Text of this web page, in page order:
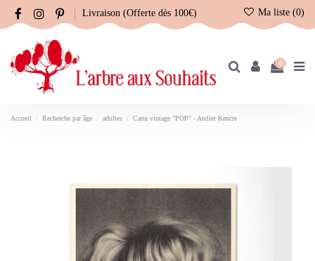
Livraison (Offerte dès 100€) Ma liste (0)
0
Accueil Recherche par âge adultes Carte vintage "POP" - Atelier Kencre